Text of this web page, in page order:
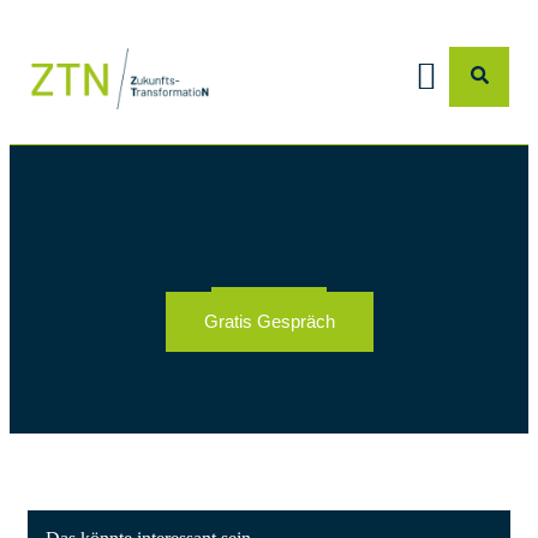
Gratis Gespräch